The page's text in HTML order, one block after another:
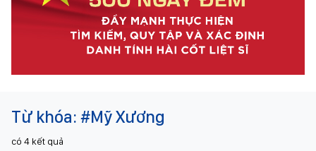
Từ khóa: #Mỹ Xương
có 4 kết quả